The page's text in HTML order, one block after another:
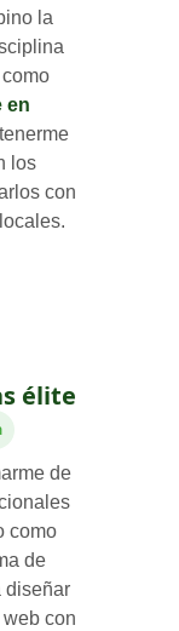
la
en
los
con
élite
de
como
de
diseñar
con